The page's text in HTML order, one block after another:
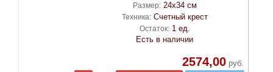
Размер: 24х34 см
Техника: Счетный крест
Остаток: 1 ед.
Есть в наличии
2574,00руб.